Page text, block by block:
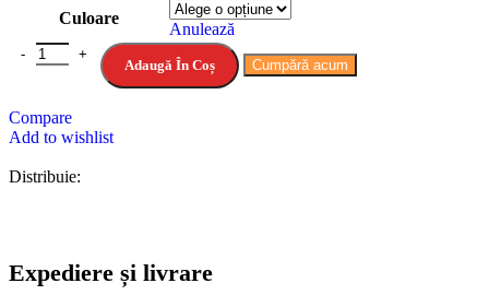
Culoare
Anulează
Adaugă În Coș Cumpără acum
Compare
Add to wishlist
Distribuie:
Expediere și livrare